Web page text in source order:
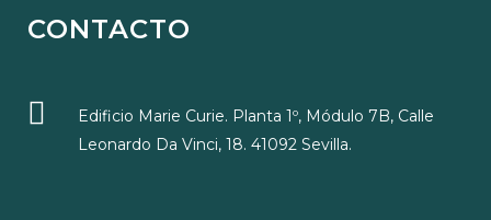
CONTACTO
Edificio Marie Curie. Planta 1º, Módulo 7B, Calle
Leonardo Da Vinci, 18. 41092 Sevilla.